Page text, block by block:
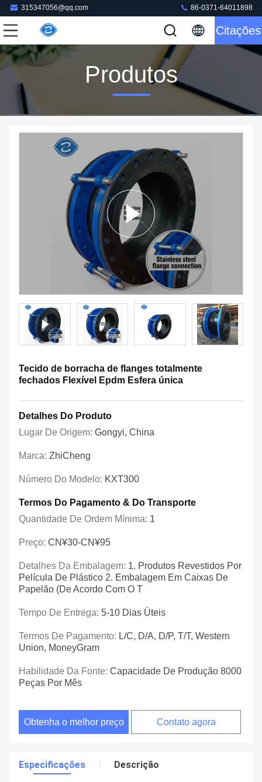
315347056@qq.com 86-0371-64011898
Citações
Produtos
Tecido de borracha de flanges totalmente
fechados Flexível Epdm Esfera única
Detalhes Do Produto
Lugar De Origem: Gongyi, China
Marca: ZhiCheng
Número Do Modelo: KXT300
Termos Do Pagamento & Do Transporte
Quantidade De Ordem Mínima: 1
Preço: CN¥30-CN¥95
Detalhes Da Embalagem: 1. Produtos Revestidos Por
Película De Plástico 2. Embalagem Em Caixas De
Papelão (de Acordo Com O T
Tempo De Entrega: 5-10 Dias Úteis
Termos De Pagamento: L/C, D/A, D/P, T/T, Western
Union, MoneyGram
Habilidade Da Fonte: Capacidade De Produção 8000
Peças Por Mês
Obtenha o melhor preço Contato agora
Especificações Descrição